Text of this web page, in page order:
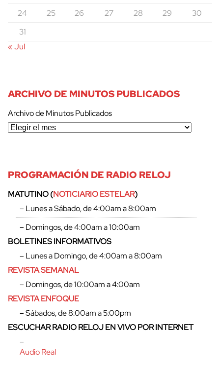
cerrar
24
25 26 27 28 29
30
31
« Jul
ARCHIVO DE MINUTOS PUBLICADOS
Archivo de Minutos Publicados
PROGRAMACIÓN DE RADIO RELOJ
MATUTINO (NOTICIARIO ESTELAR)
– Lunes a Sábado, de 4:00am a 8:00am
– Domingos, de 4:00am a 10:00am
BOLETINES INFORMATIVOS
– Lunes a Domingo, de 4:00am a 8:00am
REVISTA SEMANAL
– Domingos, de 10:00am a 4:00am
REVISTA ENFOQUE
– Sábados, de 8:00am a 5:00pm
ESCUCHAR RADIO RELOJ EN VIVO POR INTERNET
–
Audio Real